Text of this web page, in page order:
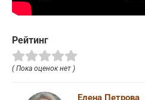
Рейтинг
( Пока оценок нет )
Елена Петрова